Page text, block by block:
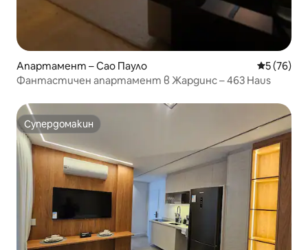
Апартамент – Сао Пауло Средна
5 (76)
Фантастичен апартамент в Жардинс – 463 Haus
Супердомакин
Супердомакин